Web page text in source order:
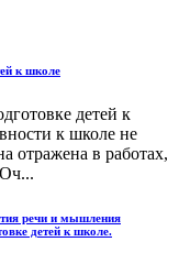
к школе
детей к
к школе не
отражена в работах,
речи и мышления
детей к школе.